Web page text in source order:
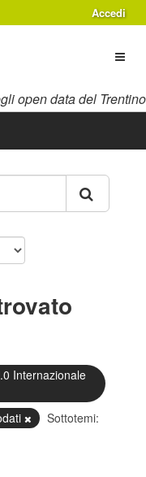
Accedi
open data del Trentino
Internazionale
Sottotemi: